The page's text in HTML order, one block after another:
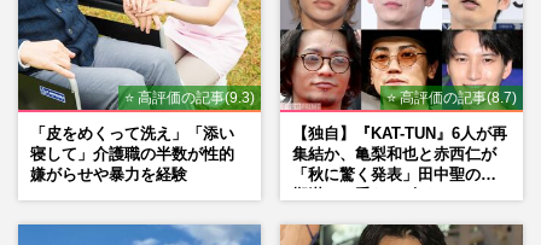
⭐ 高評価の記事(9.3)
「皮をめくって洗え」「添い
寝して」介護職の半数が性的
嫌がらせや暴力を経験
⭐ 高評価の記事(8.7)
【独自】『KAT-TUN』6人が再
集結か、亀梨和也と赤西仁が
「秋に驚く発表」田中聖の刑